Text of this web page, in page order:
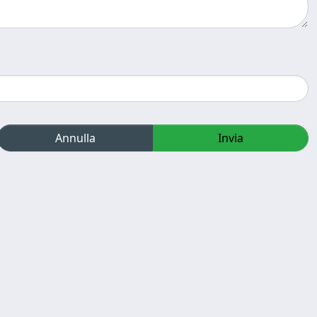
Annulla Invia